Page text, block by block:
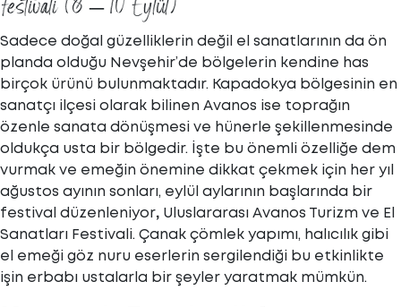
Festivali (8 – 10 Eylül)
Sadece doğal güzelliklerin değil el sanatlarının da ön
planda olduğu Nevşehir’de bölgelerin kendine has
birçok ürünü bulunmaktadır. Kapadokya bölgesinin en
sanatçı ilçesi olarak bilinen Avanos ise toprağın
özenle sanata dönüşmesi ve hünerle şekillenmesinde
oldukça usta bir bölgedir. İşte bu önemli özelliğe dem
vurmak ve emeğin önemine dikkat çekmek için her yıl
ağustos ayının sonları, eylül aylarının başlarında bir
festival düzenleniyor, Uluslararası Avanos Turizm ve El
Sanatları Festivali. Çanak çömlek yapımı, halıcılık gibi
el emeği göz nuru eserlerin sergilendiği bu etkinlikte
işin erbabı ustalarla bir şeyler yaratmak mümkün.